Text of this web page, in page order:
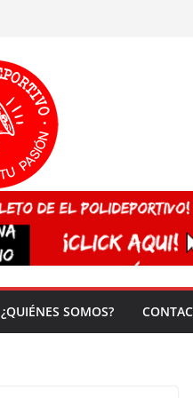
¿QUIÉNES SOMOS?